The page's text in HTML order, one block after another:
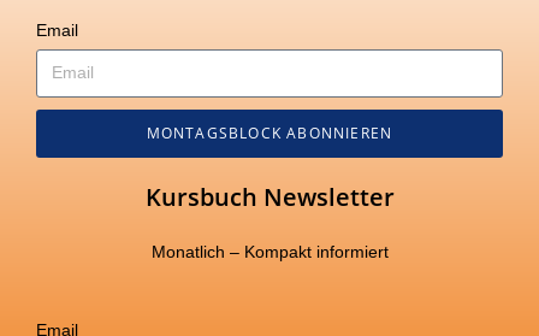
Email
MONTAGSBLOCK ABONNIEREN
Kursbuch Newsletter
Monatlich – Kompakt informiert
Email